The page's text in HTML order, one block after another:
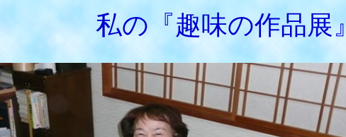
私の『趣味の作品展